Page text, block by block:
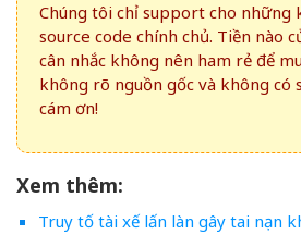
Chúng tôi chỉ support cho những
source code chính chủ. Tiền nào
cân nhắc không nên ham rẻ để
không rõ nguồn gốc và không có
cám ơn!
Xem thêm:
Truy tố tài xế lấn làn gây tai nạn